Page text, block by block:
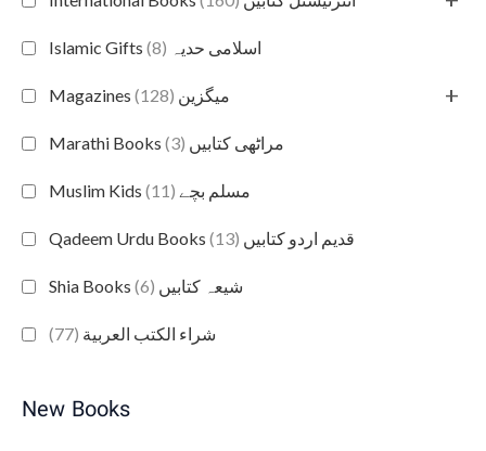
Islamic Gifts اسلامی حدیہ (8)
Magazines میگزین (128) +
Marathi Books مراٹھی کتابیں (3)
Muslim Kids مسلم بچے (11)
Qadeem Urdu Books قدیم اردو کتابیں (13)
Shia Books شیعہ کتابیں (6)
شراء الكتب العربية (77)
New Books